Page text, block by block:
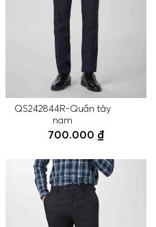
QS242844R-Quần tây
nam
700.000 ₫